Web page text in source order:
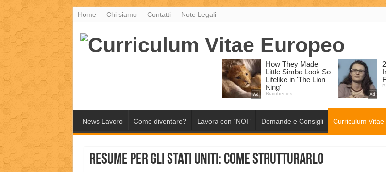
Home Chi siamo Contatti Note Legali
News Lavoro Come diventare? Lavora con “NOI” Domande e Consigli Curriculum Vitae
Resume per gli Stati Uniti: come strutturarlo